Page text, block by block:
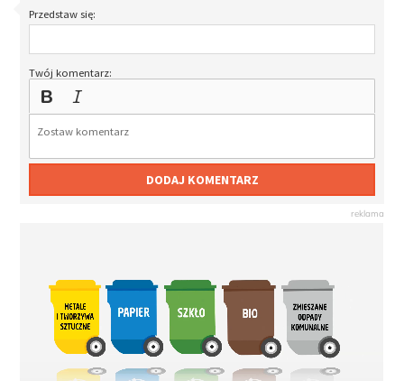
Przedstaw się:
Twój komentarz:
DODAJ KOMENTARZ